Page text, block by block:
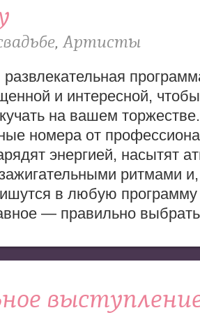
, Артисты
и интересной, чтобы
на вашем торжестве.
номера от
энергией, насытят
ритмами
в любую
— правильно